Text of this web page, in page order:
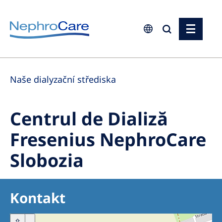
Europe
Czech Republic
Germany
Israel
Italy
Poland
Portugal
Naše dialyzační střediska
Centrul de Dializă
Fresenius NephroCare
Slobozia
Kontakt